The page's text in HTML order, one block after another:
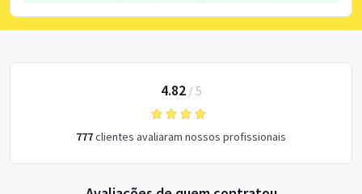
4.82/ 5
777clientes avaliaram nossos profissionais